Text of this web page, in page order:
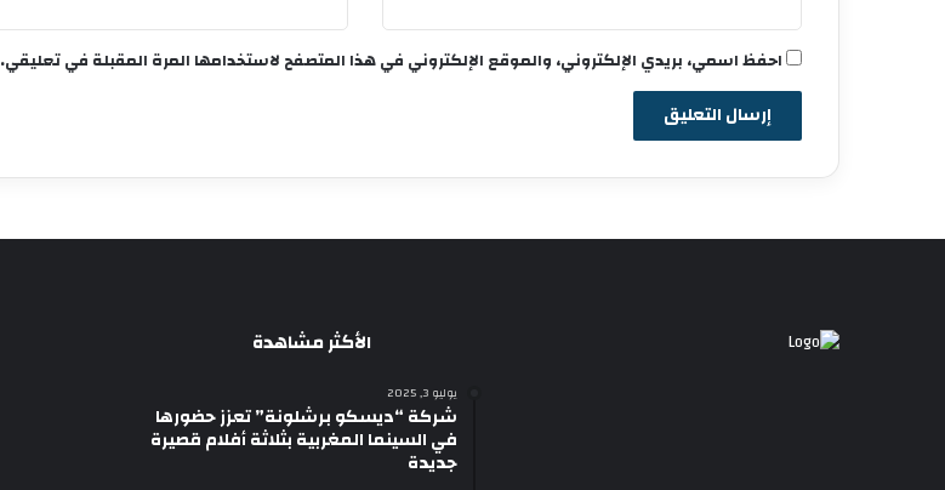
احفظ اسمي، بريدي الإلكتروني، والموقع الإلكتروني في هذا المتصفح لاستخدامها المرة المقبلة في تعليقي.
الأكثر مشاهدة
يوليو 3, 2025
شركة “ديسكو برشلونة” تعزز حضورها
في السينما المغربية بثلاثة أفلام قصيرة
جديدة